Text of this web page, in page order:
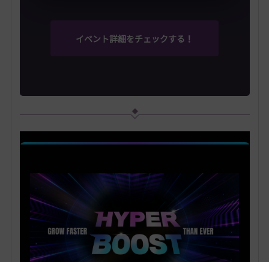
イベント詳細をチェックする！